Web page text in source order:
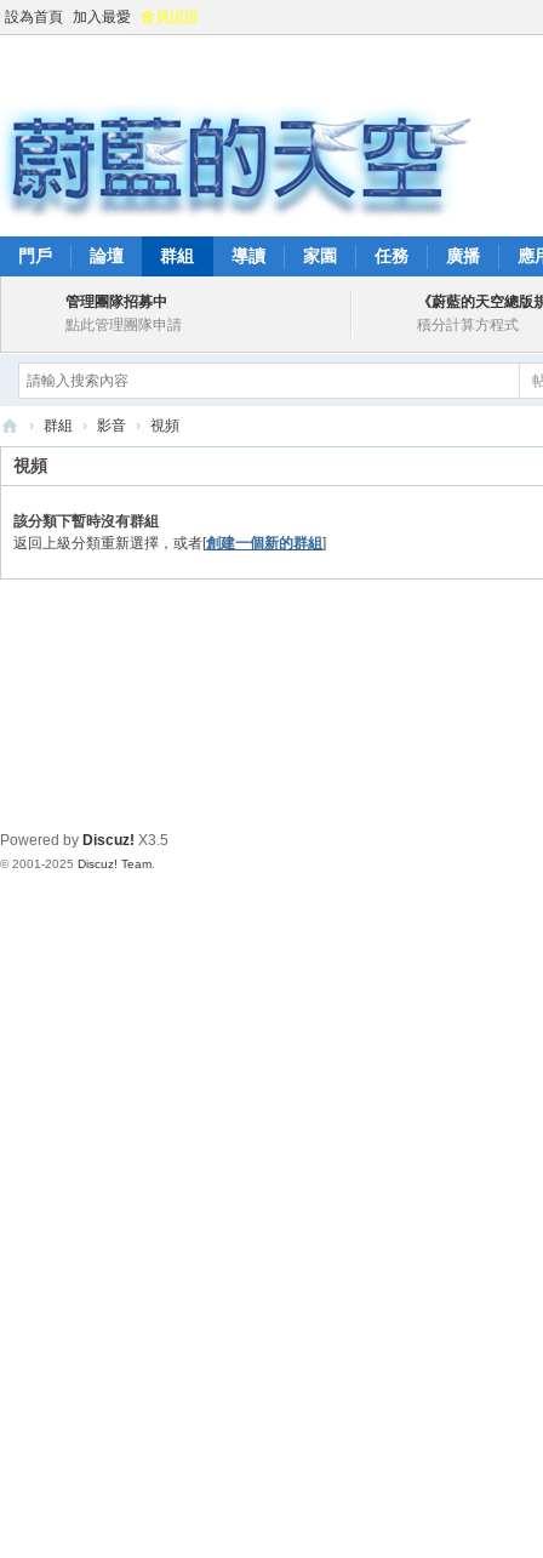
設為首頁 加入最愛 會員認證
門戶 論壇 群組 導讀 家園 任務 廣播 應
管理團隊招募中
點此管理團隊申請
《蔚藍的天空總版
積分計算方程式
蔚
的
› 群組 › 影音 › 視頻
視頻
該分類下暫時沒有群組
返回上級分類重新選擇，或者[創建一個新的群組]
Powered by Discuz! X3.5
© 2001-2025 Discuz! Team